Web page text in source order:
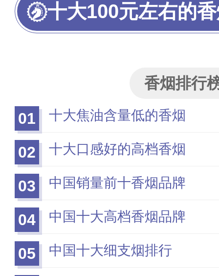
十大100元左右的
香烟排行
01
十大焦油含量低的香烟
02 十大口感好的高档香烟
03 中国销量前十香烟品牌
04 中国十大高档香烟品牌
05 中国十大细支烟排行